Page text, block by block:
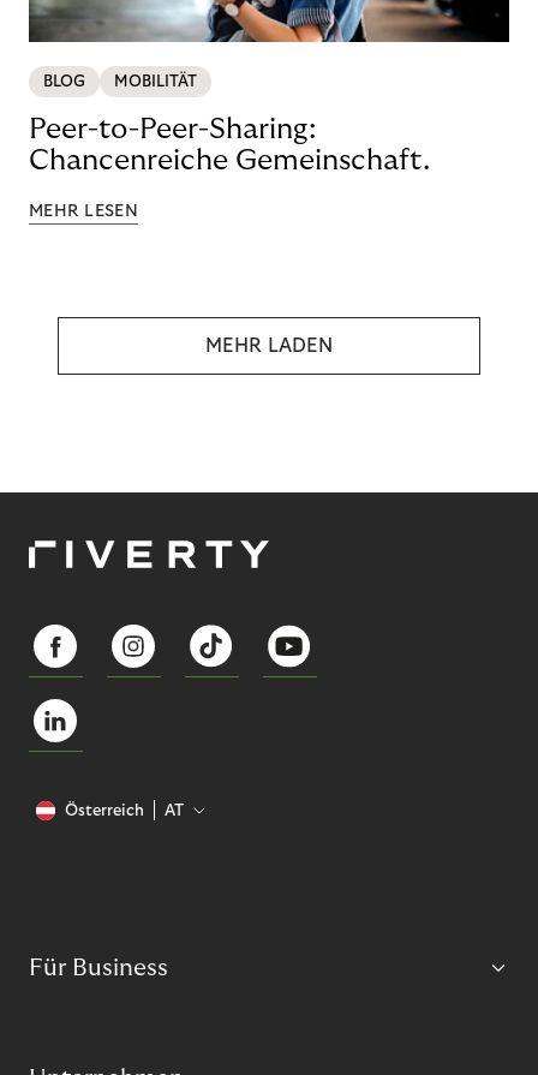
BLOG MOBILITÄT
Peer-to-Peer-Sharing:
Chancenreiche Gemeinschaft.
MEHR LESEN
MEHR LADEN
Österreich AT
Für Business